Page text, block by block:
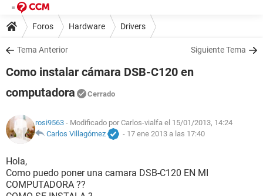
Foros Hardware Drivers
Tema Anterior Siguiente Tema
Como instalar cámara DSB-C120 en
computadora
Cerrado
rosi9563 - Modificado por Carlos-vialfa el 15/01/2013, 14:24
Carlos Villagómez
- 17 ene 2013 a las 17:40
Hola,
Como puedo poner una camara DSB-C120 EN MI
COMPUTADORA ??